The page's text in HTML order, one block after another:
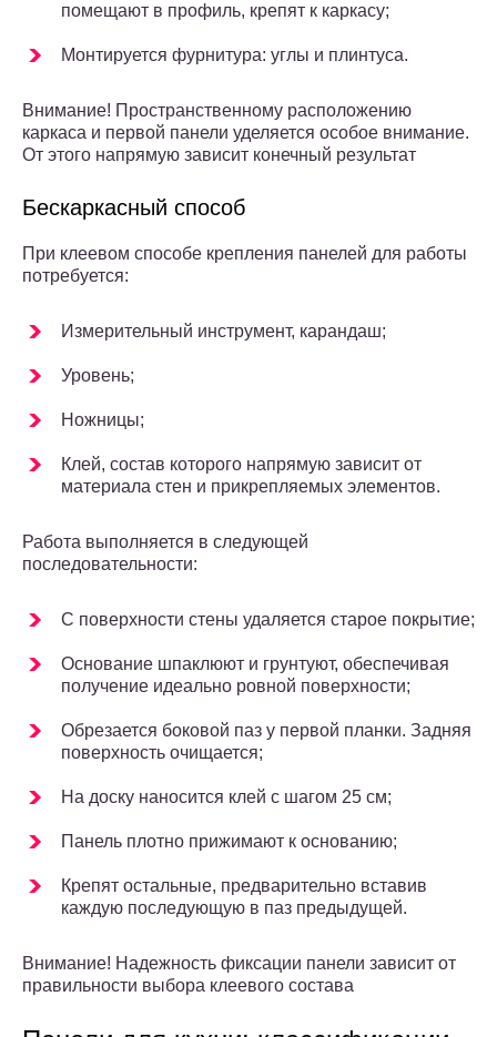
помещают в профиль, крепят к каркасу;
Монтируется фурнитура: углы и плинтуса.
Внимание! Пространственному расположению
каркаса и первой панели уделяется особое внимание.
От этого напрямую зависит конечный результат
Бескаркасный способ
При клеевом способе крепления панелей для работы
потребуется:
Измерительный инструмент, карандаш;
Уровень;
Ножницы;
Клей, состав которого напрямую зависит от
материала стен и прикрепляемых элементов.
Работа выполняется в следующей
последовательности:
С поверхности стены удаляется старое покрытие;
Основание шпаклюют и грунтуют, обеспечивая
получение идеально ровной поверхности;
Обрезается боковой паз у первой планки. Задняя
поверхность очищается;
На доску наносится клей с шагом 25 см;
Панель плотно прижимают к основанию;
Крепят остальные, предварительно вставив
каждую последующую в паз предыдущей.
Внимание! Надежность фиксации панели зависит от
правильности выбора клеевого состава